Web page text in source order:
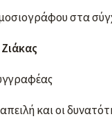
στα
και οι